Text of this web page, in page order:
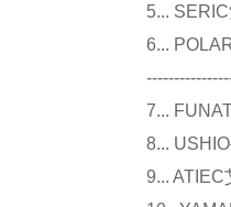
5...
6...
7...
8...
9...